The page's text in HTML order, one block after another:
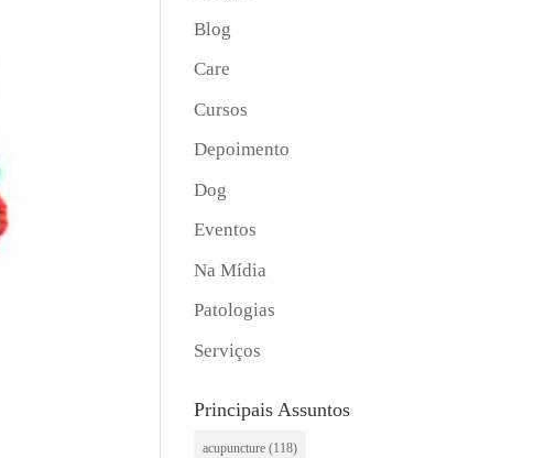
Blog
Care
Cursos
Depoimento
Dog
Eventos
Na Mídia
Patologias
Serviços
Principais Assuntos
acupuncture (118)